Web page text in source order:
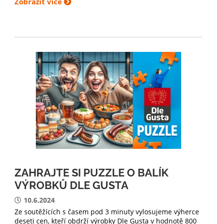
ZAHRAJTE SI PUZZLE O BALÍK
VÝROBKŮ DLE GUSTA
10.6.2024
Ze soutěžících s časem pod 3 minuty vylosujeme výherce
deseti cen, kteří obdrží výrobky Dle Gusta v hodnotě 800